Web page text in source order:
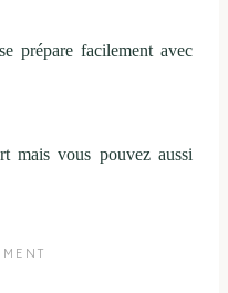
prépare facilement avec
mais vous pouvez aussi